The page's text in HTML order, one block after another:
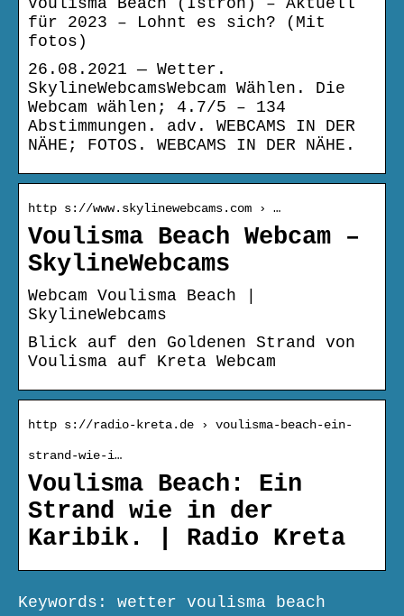
Voulisma Beach (Istron) – Aktuell
für 2023 – Lohnt es sich? (Mit
fotos)
26.08.2021 — Wetter.
SkylineWebcamsWebcam Wählen. Die
Webcam wählen; 4.7/5 – 134
Abstimmungen. adv. WEBCAMS IN DER
NÄHE; FOTOS. WEBCAMS IN DER NÄHE.
http s://www.skylinewebcams.com › …
Voulisma Beach Webcam –
SkylineWebcams
Webcam Voulisma Beach |
SkylineWebcams
Blick auf den Goldenen Strand von
Voulisma auf Kreta Webcam
http s://radio-kreta.de › voulisma-beach-ein-
strand-wie-i…
Voulisma Beach: Ein
Strand wie in der
Karibik. | Radio Kreta
Keywords: wetter voulisma beach